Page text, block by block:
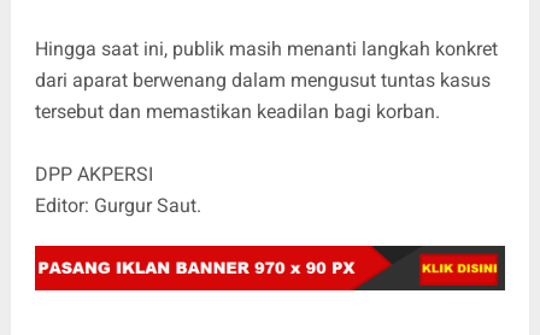
Hingga saat ini, publik masih menanti langkah konkret
dari aparat berwenang dalam mengusut tuntas kasus
tersebut dan memastikan keadilan bagi korban.
DPP AKPERSI
Editor: Gurgur Saut.